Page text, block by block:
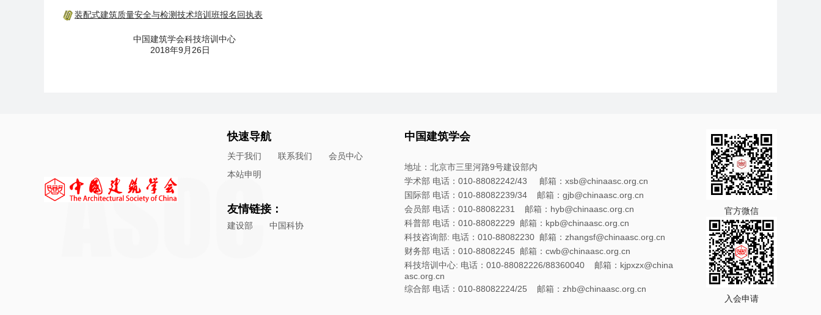
装配式建筑质量安全与检测技术培训班报名回执表
中国建筑学会科技培训中心
2018年9月26日
快速导航
关于我们 联系我们
会员中心
本站申明
友情链接：
建设部 中国科协
中国建筑学会
地址：北京市三里河路9号建设部内
学术部 电话：010-88082242/43 邮箱：xsb@chinaasc.org.cn
国际部 电话：010-88082239/34 邮箱：gjb@chinaasc.org.cn
会员部 电话：010-88082231 邮箱：hyb@chinaasc.org.cn
科普部 电话：010-88082229 邮箱：kpb@chinaasc.org.cn
科技咨询部: 电话：010-88082230 邮箱：zhangsf@chinaasc.org.cn
财务部 电话：010-88082245 邮箱：cwb@chinaasc.org.cn
科技培训中心: 电话：010-88082226/88360040 邮箱：kjpxzx@china
asc.org.cn
综合部 电话：010-88082224/25 邮箱：zhb@chinaasc.org.cn
官方微信
入会申请